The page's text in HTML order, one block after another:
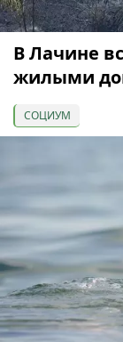
В Лачине
жилыми
СОЦИУМ